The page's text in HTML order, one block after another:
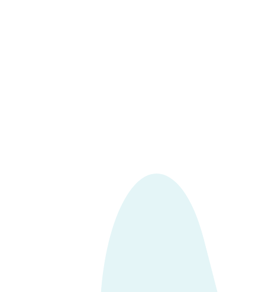
He leído y acepto
la política de
Enviar